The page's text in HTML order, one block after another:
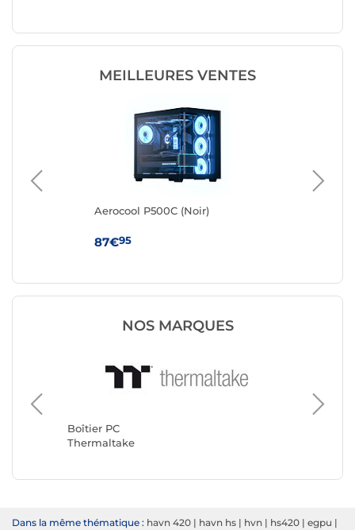
MEILLEURES VENTES
Aerocool P500C (Noir)
87€95
NOS MARQUES
Boîtier PC
Thermaltake
Boîtier
Corsair
Dans la même thématique : havn 420 | havn hs | hvn | hs420 | egpu |